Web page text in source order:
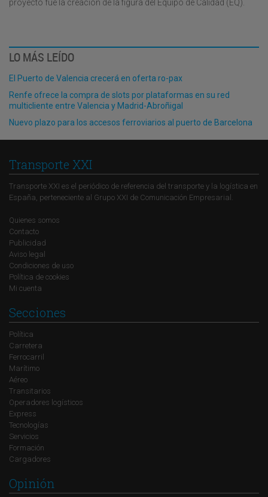
proyecto fue la creación de la figura del Equipo de Calidad (EQ).
LO MÁS LEÍDO
El Puerto de Valencia crecerá en oferta ro-pax
Renfe ofrece la compra de slots por plataformas en su red
multicliente entre Valencia y Madrid-Abroñigal
Nuevo plazo para los accesos ferroviarios al puerto de Barcelona
Transporte XXI
Transporte XXI es el periódico de referencia del transporte y la logística en
España, perteneciente al Grupo XXI de Comunicación Empresarial.
Quienes somos
Contacto
Publicidad
Aviso legal
Condiciones de uso
Política de cookies
Mi cuenta
Secciones
Política
Carretera
Ferrocarril
Marítimo
Aéreo
Transitarios
Operadores logísticos
Express
Tecnologías
Servicios
Formación
Cargadores
Opinión